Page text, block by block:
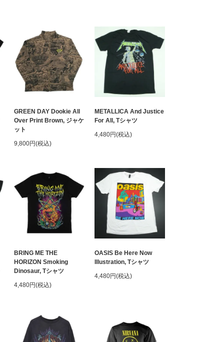
GREEN DAY Dookie All
Over Print Brown, ジャケ
ット
9,800円(税込)
METALLICA And Justice
For All, Tシャツ
4,480円(税込)
BRING ME THE
HORIZON Smoking
Dinosaur, Tシャツ
4,480円(税込)
OASIS Be Here Now
Illustration, Tシャツ
4,480円(税込)